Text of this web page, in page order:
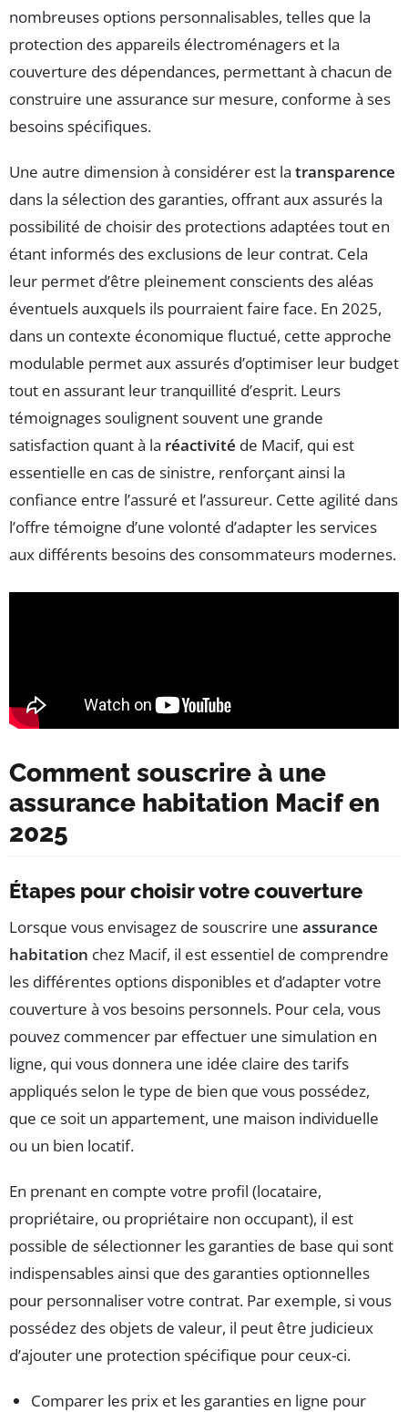
nombreuses options personnalisables, telles que la
protection des appareils électroménagers et la
couverture des dépendances, permettant à chacun de
construire une assurance sur mesure, conforme à ses
besoins spécifiques.
Une autre dimension à considérer est la transparence
dans la sélection des garanties, offrant aux assurés la
possibilité de choisir des protections adaptées tout en
étant informés des exclusions de leur contrat. Cela
leur permet d’être pleinement conscients des aléas
éventuels auxquels ils pourraient faire face. En 2025,
dans un contexte économique fluctué, cette approche
modulable permet aux assurés d’optimiser leur budget
tout en assurant leur tranquillité d’esprit. Leurs
témoignages soulignent souvent une grande
satisfaction quant à la réactivité de Macif, qui est
essentielle en cas de sinistre, renforçant ainsi la
confiance entre l’assuré et l’assureur. Cette agilité dans
l’offre témoigne d’une volonté d’adapter les services
aux différents besoins des consommateurs modernes.
Comment souscrire à une
assurance habitation Macif en
2025
Étapes pour choisir votre couverture
Lorsque vous envisagez de souscrire une assurance
habitation chez Macif, il est essentiel de comprendre
les différentes options disponibles et d’adapter votre
couverture à vos besoins personnels. Pour cela, vous
pouvez commencer par effectuer une simulation en
ligne, qui vous donnera une idée claire des tarifs
appliqués selon le type de bien que vous possédez,
que ce soit un appartement, une maison individuelle
ou un bien locatif.
En prenant en compte votre profil (locataire,
propriétaire, ou propriétaire non occupant), il est
possible de sélectionner les garanties de base qui sont
indispensables ainsi que des garanties optionnelles
pour personnaliser votre contrat. Par exemple, si vous
possédez des objets de valeur, il peut être judicieux
d’ajouter une protection spécifique pour ceux-ci.
Comparer les prix et les garanties en ligne pour